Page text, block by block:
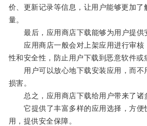
价、更新记录等信息，让用户能够更加了
量。
最后，应用商店下载能够为用户提供
应用商店一般会对上架应用进行审核
性和安全性，防止用户下载到恶意软件或
用户可以放心地下载安装应用，而不
损害。
总之，应用商店下载给用户带来了诸
它提供了丰富多样的应用选择，方便
用，提供安全保障。